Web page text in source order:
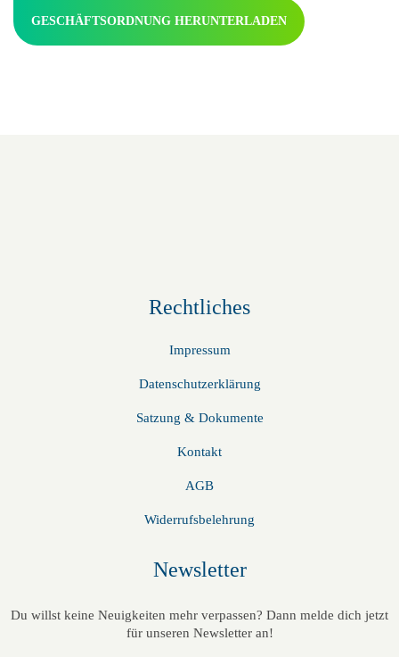
GESCHÄFTSORDNUNG HERUNTERLADEN
Rechtliches
Impressum
Datenschutzerklärung
Satzung & Dokumente
Kontakt
AGB
Widerrufsbelehrung
Newsletter
Du willst keine Neuigkeiten mehr verpassen? Dann melde dich jetzt
für unseren Newsletter an!